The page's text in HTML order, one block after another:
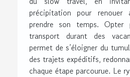
précipitation pour
prendre son temps.
transport durant des
permet de s’éloigner du
des trajets expéditifs,
chaque étape parcourue. Le